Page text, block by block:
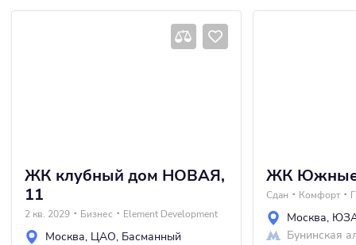
ЖК клубный дом НОВАЯ,
11
2 кв. 2029 Бизнес Element Development
Москва, ЦАО, Басманный
ЖК Южные
Сдан Комфорт
Москва,
Бунинская